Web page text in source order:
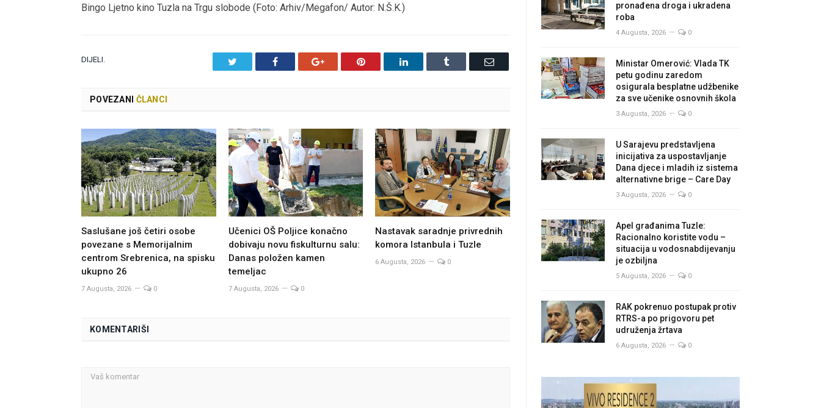
Bingo Ljetno kino Tuzla na Trgu slobode (Foto: Arhiv/Megafon/ Autor: N.Š.K.)
DIJELI. Facebook Google+ Pinterest LinkedIn Tumblr Email
POVEZANI ČLANCI
Saslušane još četiri osobe
povezane s Memorijalnim
centrom Srebrenica, na spisku
ukupno 26
7 Augusta, 2026 0
Učenici OŠ Poljice konačno
dobivaju novu fiskulturnu salu:
Danas položen kamen
temeljac
7 Augusta, 2026 0
Nastavak saradnje privrednih
komora Istanbula i Tuzle
6 Augusta, 2026 0
KOMENTARIŠI
pronađena droga i ukradena
roba
4 Augusta, 2026 0
Ministar Omerović: Vlada TK
petu godinu zaredom
osigurala besplatne udžbenike
za sve učenike osnovnih škola
3 Augusta, 2026 0
U Sarajevu predstavljena
inicijativa za uspostavljanje
Dana djece i mladih iz sistema
alternativne brige – Care Day
3 Augusta, 2026 0
Apel građanima Tuzle:
Racionalno koristite vodu –
situacija u vodosnabdijevanju
je ozbiljna
5 Augusta, 2026 0
RAK pokrenuo postupak protiv
RTRS-a po prigovoru pet
udruženja žrtava
6 Augusta, 2026 0